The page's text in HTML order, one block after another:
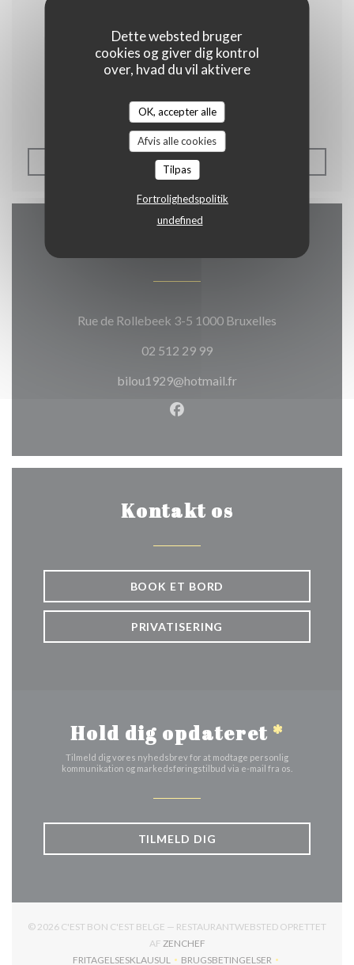
Dette websted bruger
cookies og giver dig kontrol
over, hvad du vil aktivere
OK, accepter alle
Afvis alle cookies
Tilpas
Fortrolighedspolitik
undefined
tellement courant.
SE PRESSEARTIKLEN
Rue de Rollebeek 3-5 1000 Bruxelles
02 512 29 99
bilou1929@hotmail.fr
Facebook ((åbner i et nyt
Kontakt os
BOOK ET BORD
PRIVATISERING
Hold dig opdateret *
Tilmeld dig vores nyhedsbrev for at modtage personlig
kommunikation og markedsføringstilbud via e-mail fra os.
TILMELD DIG
© 2026 C'EST BON C'EST BELGE — RESTAURANTWEBSTED OPRETTET
AF ZENCHEF((ÅBNER I ET NYT VINDUE))
FRITAGELSESKLAUSUL
BRUGSBETINGELSER